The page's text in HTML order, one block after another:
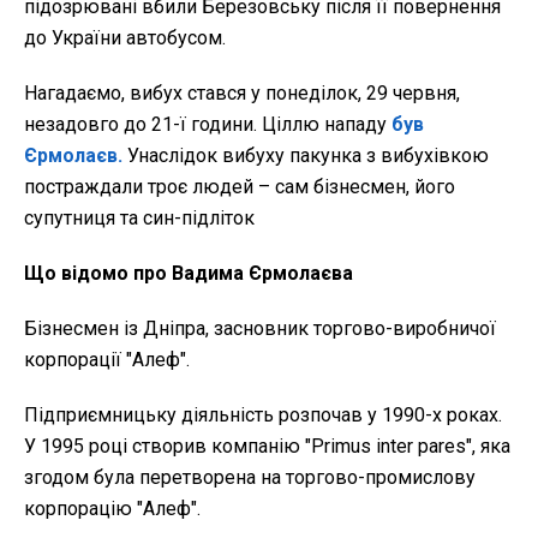
підозрювані вбили Березовську після її повернення
до України автобусом.
Нагадаємо, вибух стався у понеділок, 29 червня,
незадовго до 21-ї години. Ціллю нападу був
Єрмолаєв. Унаслідок вибуху пакунка з вибухівкою
постраждали троє людей – сам бізнесмен, його
супутниця та син-підліток
Що відомо про Вадима Єрмолаєва
Бізнесмен із Дніпра, засновник торгово-виробничої
корпорації "Алеф".
Підприємницьку діяльність розпочав у 1990-х роках.
У 1995 році створив компанію "Primus inter pares", яка
згодом була перетворена на торгово-промислову
корпорацію "Алеф".